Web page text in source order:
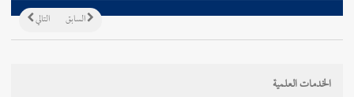
التالي السابق
الخدمات العلمية